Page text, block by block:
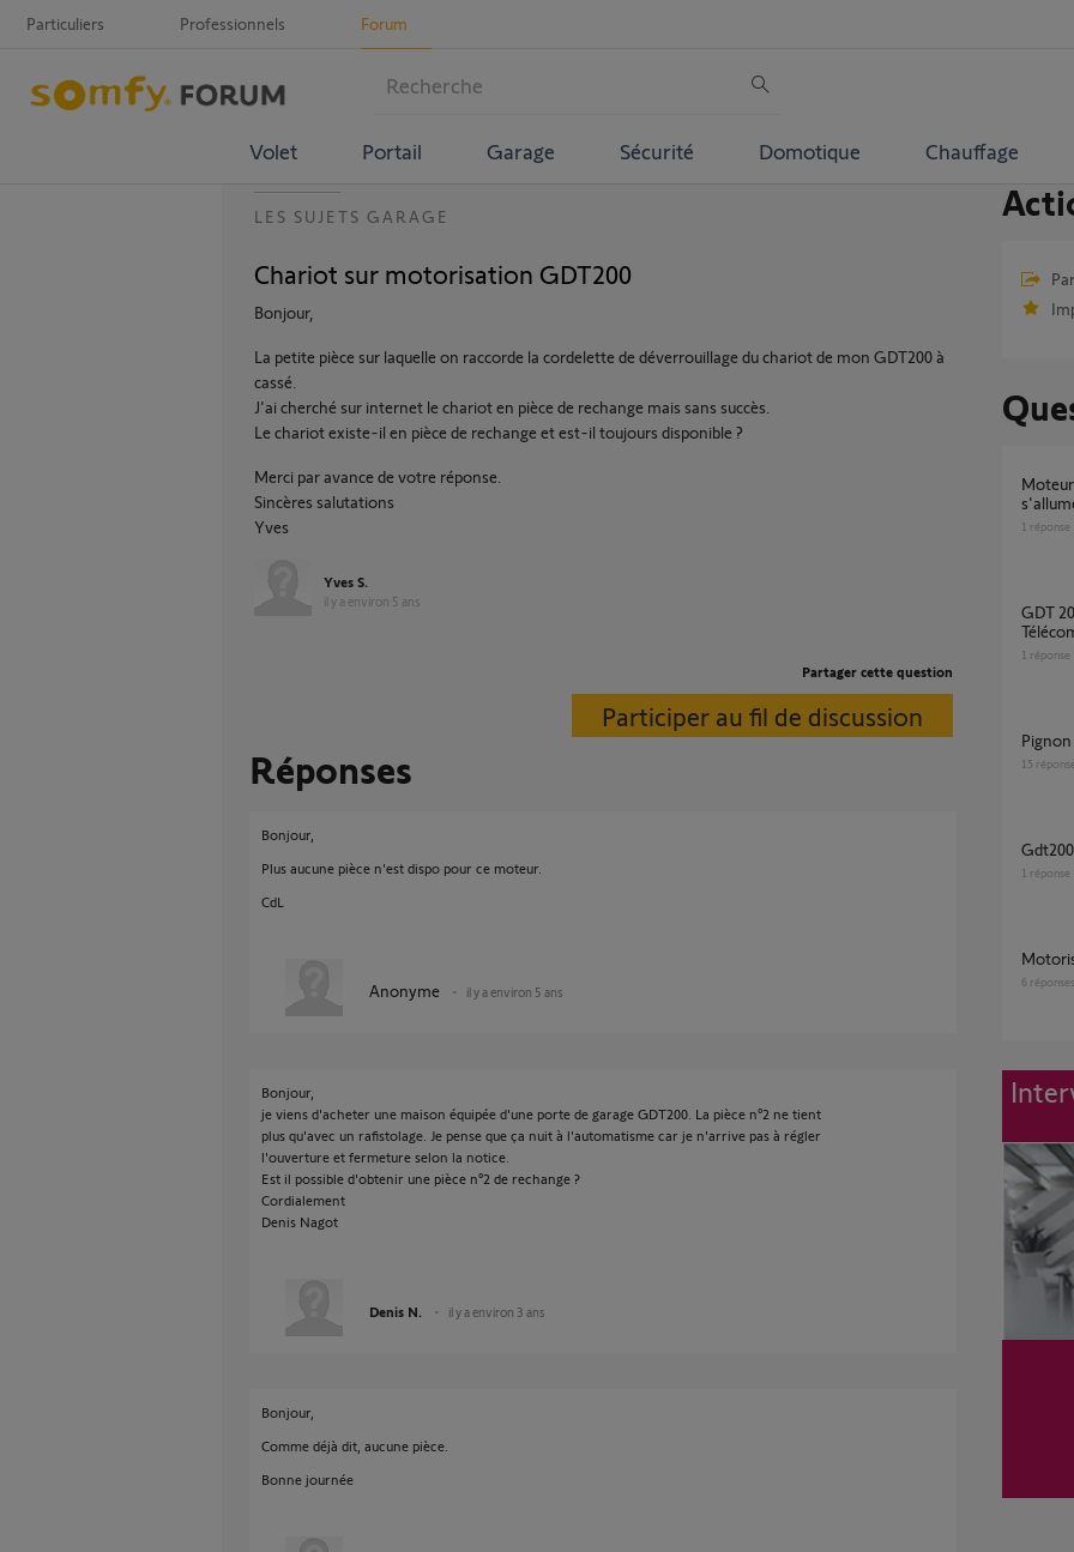
Particuliers Professionnels Forum
Volet Portail Garage Sécurité Domotique Chauffage
LES SUJETS GARAGE
Chariot sur motorisation GDT200
Bonjour,
La petite pièce sur laquelle on raccorde la cordelette de déverrouillage du chariot de mon GDT200 à
cassé.
J'ai cherché sur internet le chariot en pièce de rechange mais sans succès.
Le chariot existe-il en pièce de rechange et est-il toujours disponible ?
Merci par avance de votre réponse.
Sincères salutations
Yves
Yves S.
il y a environ 5 ans
Partager cette question
Participer au fil de discussion
Réponses
Bonjour,
Plus aucune pièce n'est dispo pour ce moteur.
CdL
Anonyme il y a environ 5 ans
Bonjour,
je viens d'acheter une maison équipée d'une porte de garage GDT200. La pièce n°2 ne tient
plus qu'avec un rafistolage. Je pense que ça nuit à l'automatisme car je n'arrive pas à régler
l'ouverture et fermeture selon la notice.
Est il possible d'obtenir une pièce n°2 de rechange ?
Cordialement
Denis Nagot
Denis N. il y a environ 3 ans
Bonjour,
Comme déjà dit, aucune pièce.
Bonne journée
Moteur Somfy GDT200 neuf mais ne
1 réponse
GDT 200 - Compatibilité TAHOMA via
1 réponse
15
1 réponse
6 réponses